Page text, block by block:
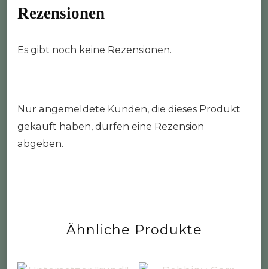
Rezensionen
Es gibt noch keine Rezensionen.
Nur angemeldete Kunden, die dieses Produkt
gekauft haben, dürfen eine Rezension
abgeben.
Ähnliche Produkte